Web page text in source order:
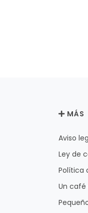
MÁS
Aviso
Ley de
Política
Un